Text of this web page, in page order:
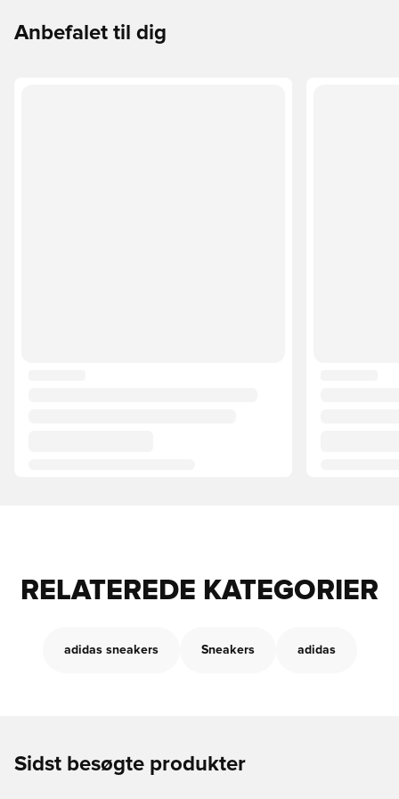
Anbefalet til dig
RELATEREDE KATEGORIER
adidas sneakers Sneakers adidas
Sidst besøgte produkter